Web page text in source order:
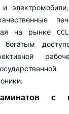
и
на рынке
богатым
с